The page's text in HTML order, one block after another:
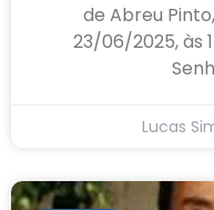
de Abreu
23/06/2025, às
Lucas